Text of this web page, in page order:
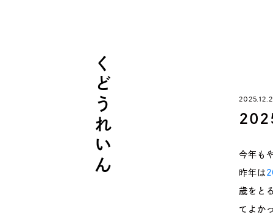
くどうれいん 今年も
昨年は
歳をと
てよか